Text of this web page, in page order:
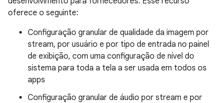
oferece o seguinte:
Configuração granular de qualidade da imagem por
stream, por usuário e por tipo de entrada no painel
de exibição, com uma configuração de nível do
sistema para toda a tela a ser usada em todos os
apps
Configuração granular de áudio por stream e por